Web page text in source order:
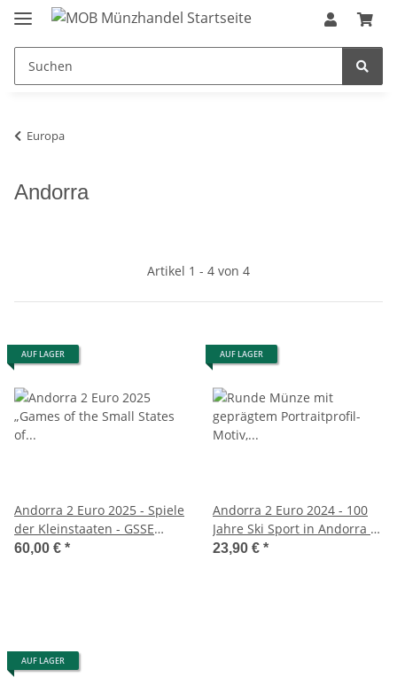
Europa
Andorra
Artikel 1 - 4 von 4
AUF LAGER
Andorra 2 Euro 2025 - Spiele
der Kleinstaaten - GSSE
2025 - PP
60,00 € *
AUF LAGER
Andorra 2 Euro 2024 - 100
Jahre Ski Sport in Andorra -
BU*
23,90 € *
AUF LAGER